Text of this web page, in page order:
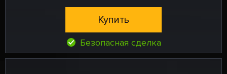
Купить
Безопасная сделка